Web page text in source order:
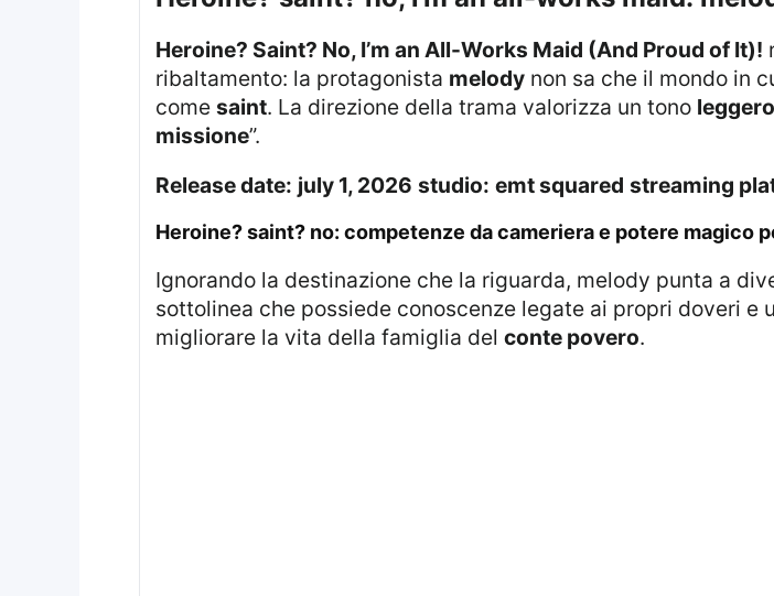
Heroine? Saint? No, I’m an All-Works Maid (And Proud of It)!
ribaltamento: la protagonista melodynon sa che il mondo in
come saint. La direzione della trama valorizza un tono leggero
missione”.
release date: july 1, 2026 studio: emt squared streaming
heroine? saint? no: competenze da cameriera e potere magico
Ignorando la destinazione che la riguarda, melody punta a
sottolinea che possiede conoscenze legate ai propri doveri e
migliorare la vita della famiglia del conte povero.